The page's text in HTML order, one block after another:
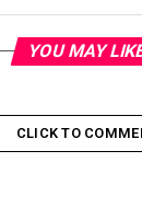
YOU MAY
CLICK TO